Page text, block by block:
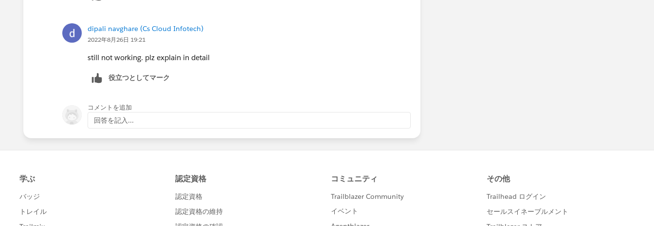
dipali navghare (Cs Cloud Infotech)
2022年8月26日 19:21
still not working. plz explain in detail
役立つとしてマーク
コメントを追加
回答を記入...